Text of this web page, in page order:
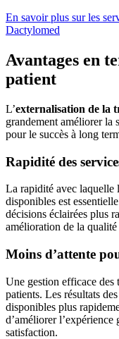
En savoir plus sur les
Dactylomed
Avantages en
patient
L’externalisation de la
grandement améliorer la
pour le succès à long
Rapidité des
La rapidité avec laquelle
disponibles est
décisions éclairées plus
amélioration de la qualité
Moins d’attente
Une gestion efficace des
patients. Les résultats
disponibles plus
d’améliorer l’expérience
satisfaction.